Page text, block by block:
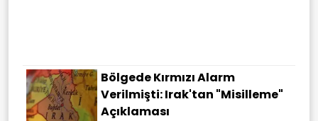
Bölgede Kırmızı Alarm
Verilmişti: Irak'tan "misilleme"
Açıklaması